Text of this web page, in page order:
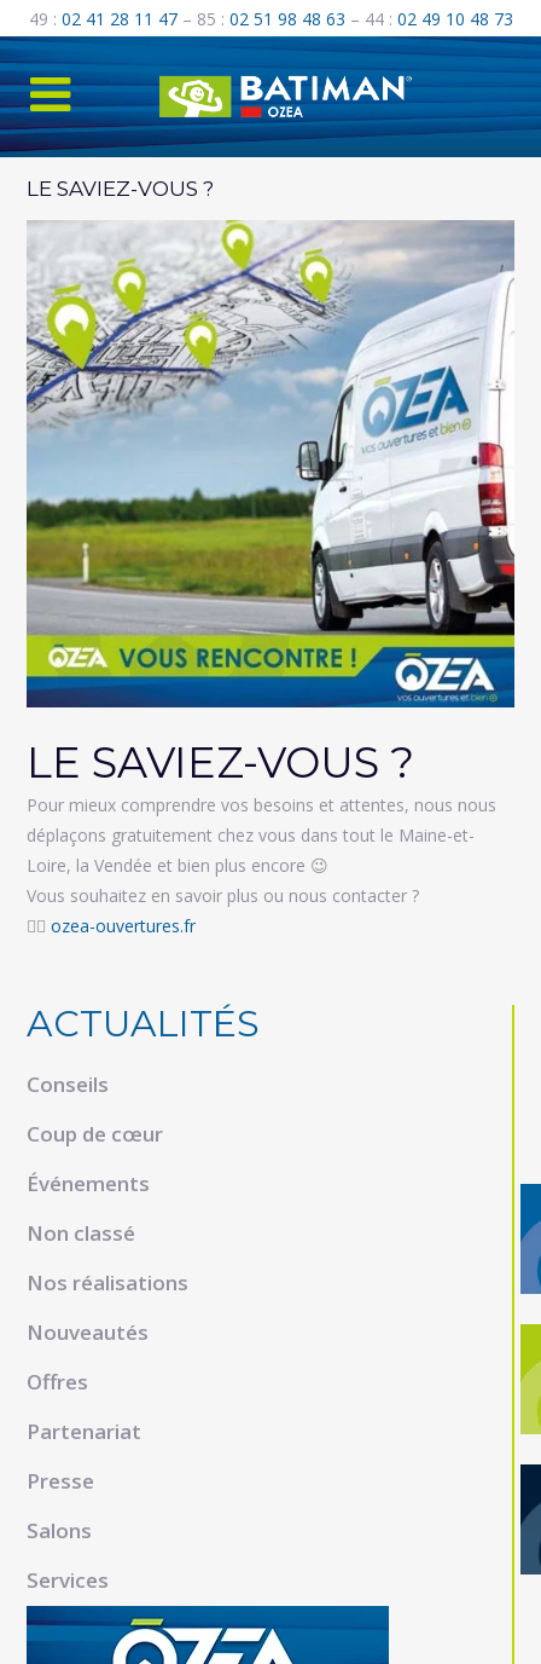
49 : 02 41 28 11 47– 85 : 02 51 98 48 63 – 44 : 02 49 10 48 73
LE SAVIEZ-VOUS ?
LE SAVIEZ-VOUS ?
Pour mieux comprendre vos besoins et attentes, nous nous
déplaçons gratuitement chez vous dans tout le Maine-et-
Loire, la Vendée et bien plus encore 😉
Vous souhaitez en savoir plus ou nous contacter ?
👉🏻 ozea-ouvertures.fr
ACTUALITÉS
Conseils
Coup de cœur
Événements
Non classé
Nos réalisations
Nouveautés
Offres
Partenariat
Presse
Salons
Services